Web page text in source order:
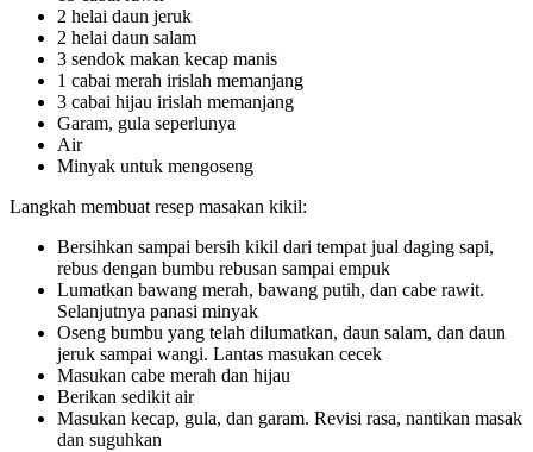
2 helai daun jeruk
2 helai daun salam
3 sendok makan kecap manis
1 cabai merah irislah memanjang
3 cabai hijau irislah memanjang
Garam, gula seperlunya
Air
Minyak untuk mengoseng
Langkah membuat resep masakan kikil:
Bersihkan sampai bersih kikil dari tempat jual daging sapi,
rebus dengan bumbu rebusan sampai empuk
Lumatkan bawang merah, bawang putih, dan cabe rawit.
Selanjutnya panasi minyak
Oseng bumbu yang telah dilumatkan, daun salam, dan daun
jeruk sampai wangi. Lantas masukan cecek
Masukan cabe merah dan hijau
Berikan sedikit air
Masukan kecap, gula, dan garam. Revisi rasa, nantikan masak
dan suguhkan